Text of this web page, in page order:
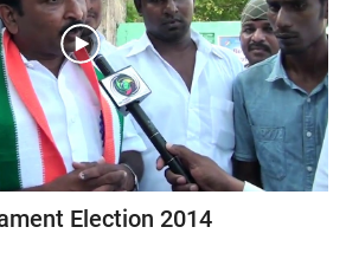
Election 2014